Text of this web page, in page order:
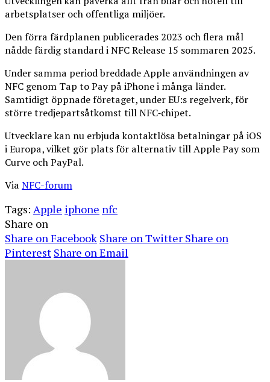
arbetsplatser och offentliga miljöer.
Den förra färdplanen publicerades 2023 och flera mål
nådde färdig standard i NFC Release 15 sommaren 2025.
Under samma period breddade Apple användningen av
NFC genom Tap to Pay på iPhone i många länder.
Samtidigt öppnade företaget, under EU:s regelverk, för
större tredjepartsåtkomst till NFC‑chipet.
Utvecklare kan nu erbjuda kontaktlösa betalningar på iOS
i Europa, vilket gör plats för alternativ till Apple Pay som
Curve och PayPal.
Via NFC-forum
Tags: Apple iphone nfc
Share on
Share on Facebook Share on Twitter Share on
Pinterest Share on Email